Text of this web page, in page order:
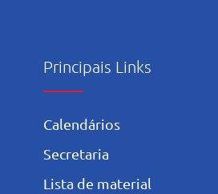
Principais Links
Calendários
Secretaria
L ista de material